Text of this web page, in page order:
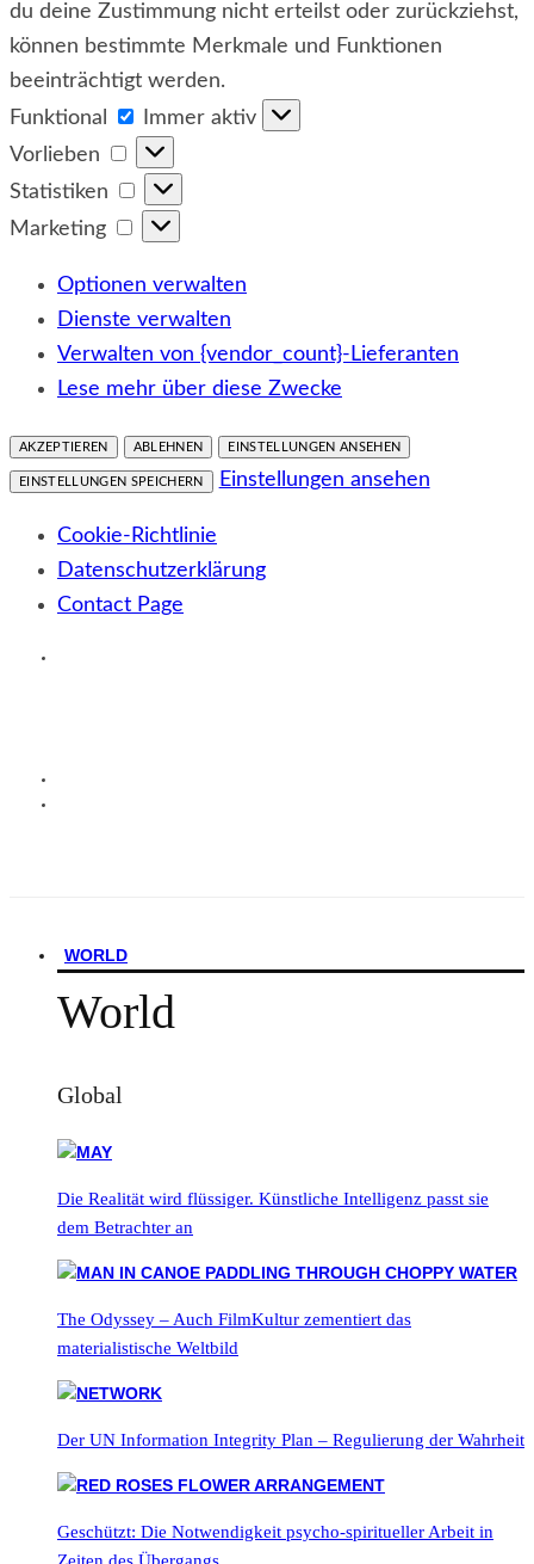
du deine Zustimmung nicht erteilst oder zurückziehst,
können bestimmte Merkmale und Funktionen
beeinträchtigt werden.
Funktional
Funktional
Immer aktiv
Vorlieben
Vorlieben
Statistiken
Statistiken
Marketing
Marketing
Optionen verwalten
Dienste verwalten
Verwalten von {vendor_count}-Lieferanten
Lese mehr über diese Zwecke
AKZEPTIEREN ABLEHNEN EINSTELLUNGEN ANSEHEN
EINSTELLUNGEN SPEICHERN Einstellungen ansehen
Cookie-Richtlinie
Datenschutzerklärung
Contact Page
WORLD
World
Global
Die Realität wird flüssiger. Künstliche Intelligenz passt sie
dem Betrachter an
The Odyssey – Auch FilmKultur zementiert das
materialistische Weltbild
Der UN Information Integrity Plan – Regulierung der Wahrheit
Geschützt: Die Notwendigkeit psycho-spiritueller Arbeit in